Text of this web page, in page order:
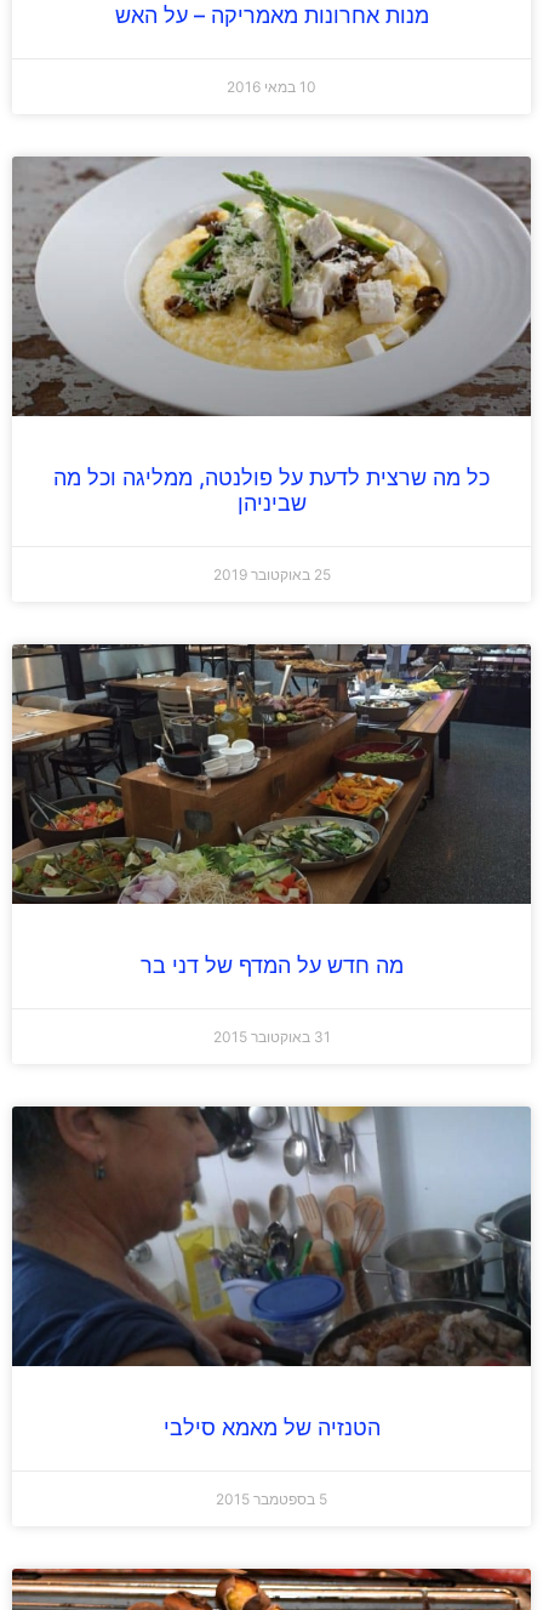
מנות אחרונות מאמריקה – על האש
כל מה שרצית לדעת על פולנטה, ממליגה וכל מה
שביניהן
מה חדש על המדף של דני בר
הטנזיה של מאמא סילבי